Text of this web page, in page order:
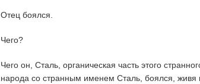
Отец боялся.
Чего?
Чего он, Сталь, органическая часть этого
народа со странным именем Сталь, боялся,